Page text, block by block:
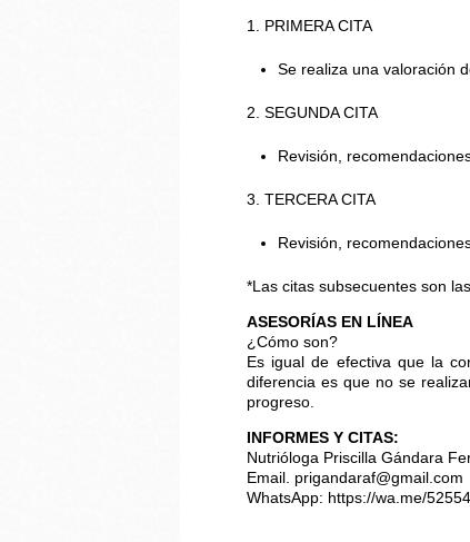
1. PRIMERA CITA
Se realiza una valoración
2. SEGUNDA CITA
Revisión,
3. TERCERA CITA
Revisión,
*Las citas subsecuentes son
ASESORÍAS EN LÍNEA
¿Cómo son?
Es igual de efectiva que la
diferencia es que no se
progreso.
INFORMES Y CITAS:
Nutrióloga Priscilla Gándara
Email. prigandaraf@gmail.com
WhatsApp: https://wa.me/